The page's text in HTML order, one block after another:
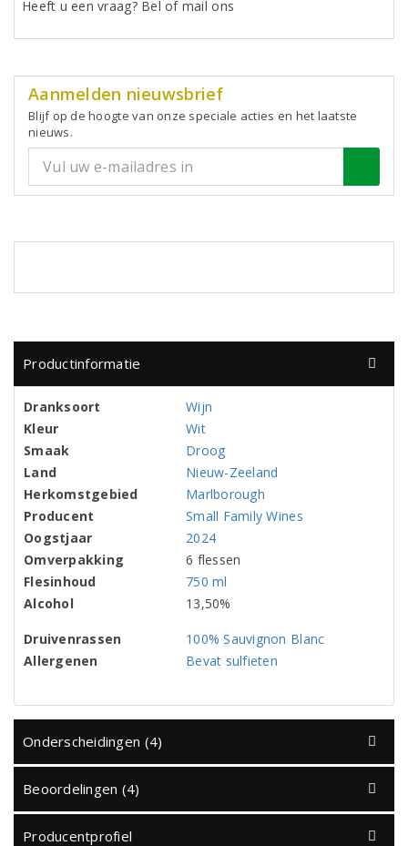
Heeft u een vraag? Bel of mail ons
Aanmelden nieuwsbrief
Blijf op de hoogte van onze speciale acties en het laatste
nieuws.
Productinformatie
Dranksoort
Wijn
Kleur
Wit
Smaak
Droog
Land
Nieuw-Zeeland
Herkomstgebied
Marlborough
Producent
Small Family Wines
Oogstjaar
2024
Omverpakking
6 flessen
Flesinhoud
750 ml
Alcohol
13,50%
Druivenrassen
100% Sauvignon Blanc
Allergenen
Bevat sulfieten
Onderscheidingen (4)
Beoordelingen (4)
Producentprofiel